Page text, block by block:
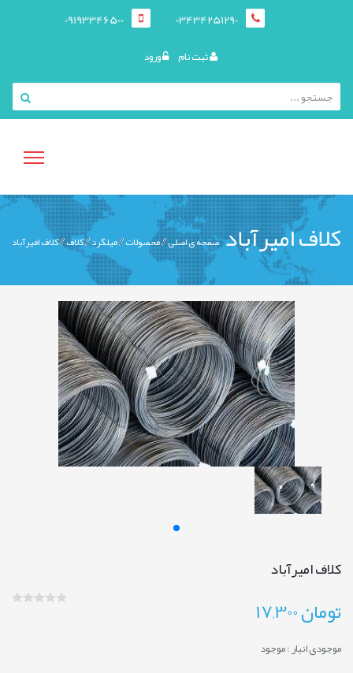
03434251290
09193346500
ثبت نام ورود
منوی
کاربری
کلاف امیرآباد صفحه ی اصلی محصولات میلگرد کلاف کلاف امیرآباد
کلاف امیرآباد
تومان
موجودی انبار :موجود